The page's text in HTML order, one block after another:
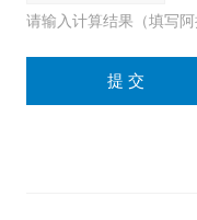
请输入计算结果（填写